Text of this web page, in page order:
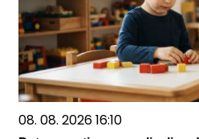
08. 08. 2026 16:10